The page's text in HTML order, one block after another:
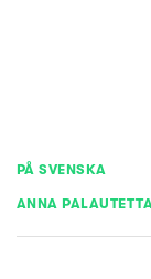
PÅ SVENSKA
ANNA